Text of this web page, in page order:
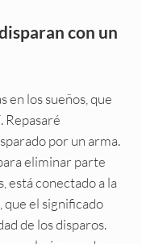
con un
en los sueños, que
Repasaré
por un arma.
eliminar parte
está conectado a la
que el significado
de los disparos.